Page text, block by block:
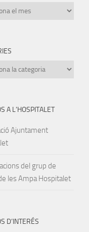
A L’HOSPITALET
Ajuntament
del grup de
les Ampa Hospitalet
D’INTERÉS